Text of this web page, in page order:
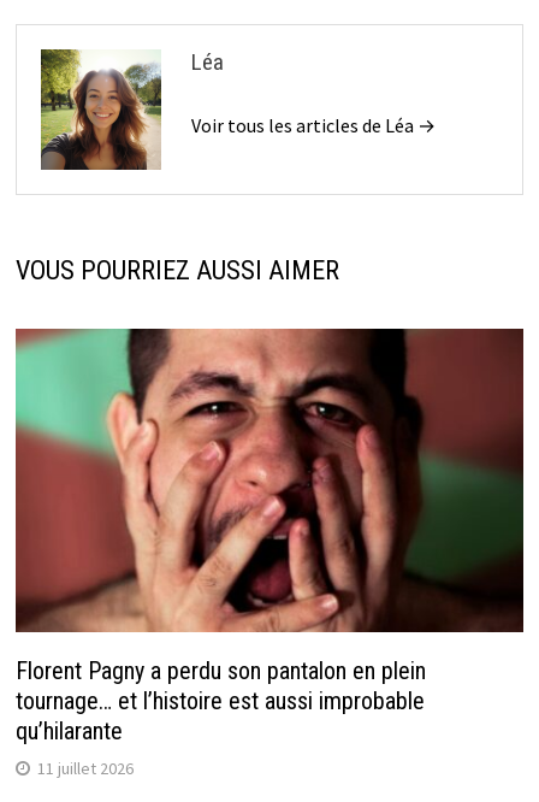
Léa
Voir tous les articles de Léa →
VOUS POURRIEZ AUSSI AIMER
Florent Pagny a perdu son pantalon en plein
tournage… et l’histoire est aussi improbable
qu’hilarante
11 juillet 2026